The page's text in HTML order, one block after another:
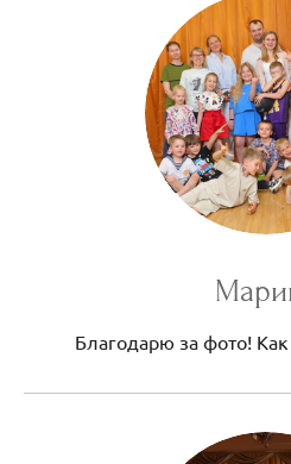
Благодарю за фото! Как